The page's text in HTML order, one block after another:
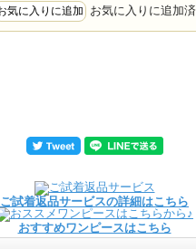
お気に入りに追加済
ご試着返品サービスの詳細はこちら
おすすめワンピースはこちら